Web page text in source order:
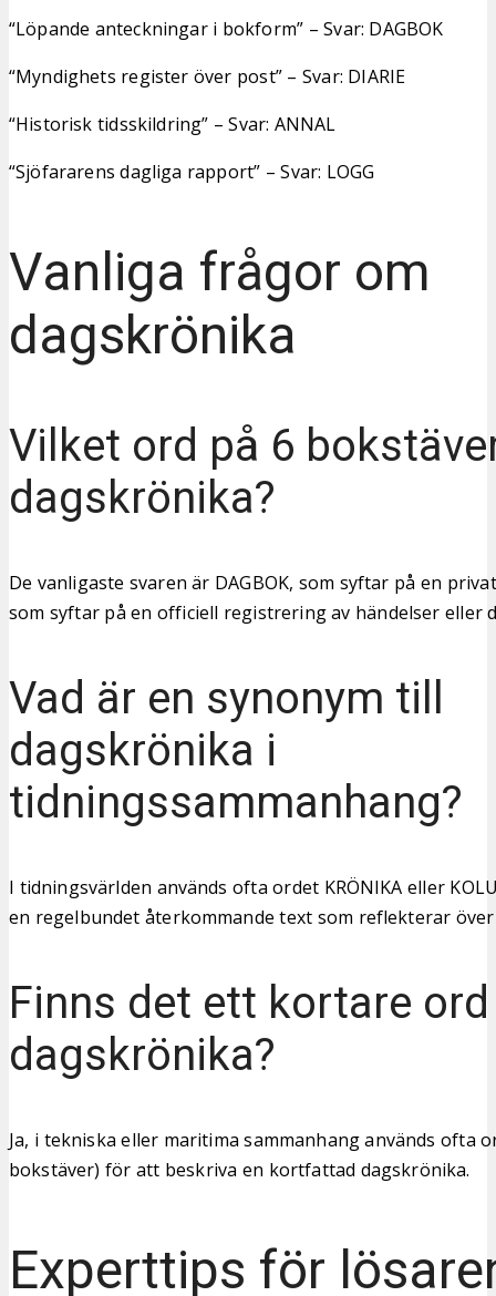
“Löpande anteckningar i bokform” – Svar: DAGBOK
“Myndighets register över post” – Svar: DIARIE
“Historisk tidsskildring” – Svar: ANNAL
“Sjöfararens dagliga rapport” – Svar: LOGG
Vanliga frågor om
dagskrönika
Vilket ord på 6
dagskrönika?
De vanligaste svaren är DAGBOK, som syftar på en
som syftar på en officiell registrering av händelser eller
Vad är en synonym till
dagskrönika i
tidningssammanhang?
I tidningsvärlden används ofta ordet KRÖNIKA eller
en regelbundet återkommande text som reflekterar
Finns det ett kortare
dagskrönika?
Ja, i tekniska eller maritima sammanhang används ofta
bokstäver) för att beskriva en kortfattad dagskrönika.
Experttips för